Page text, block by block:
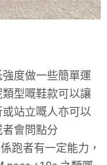
度做一些簡單運
型嘅鞋款可以讓
站立嘅人亦可以
會問點分
跑者有一定能力，